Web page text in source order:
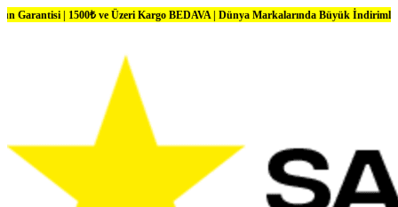
1500₺ ve Üzeri Kargo BEDAVA | Dünya Markalarında Büyük İndirimler